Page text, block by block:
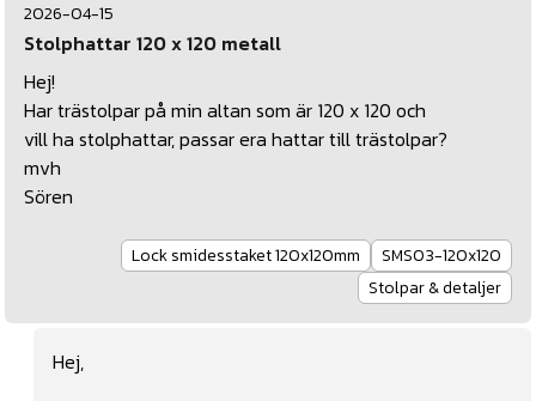
2026-04-15
Stolphattar 120 x 120 metall
Hej!
Har trästolpar på min altan som är 120 x 120 och
vill ha stolphattar, passar era hattar till trästolpar?
mvh
Sören
Lock smidesstaket 120x120mm
SMS03-120x120
Stolpar & detaljer
Hej,